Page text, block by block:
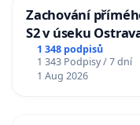
Zachování
S2 v úseku
u Jablunkova
1 348 podpisů
1 343 Podpisy / 7 dní
1 Aug 2026